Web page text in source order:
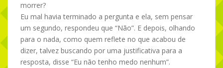
morrer?
Eu mal havia terminado a pergunta e ela, sem pensar
um segundo, respondeu que “Não”. E depois, olhando
para o nada, como quem reflete no que acabou de
dizer, talvez buscando por uma justificativa para a
resposta, disse “Eu não tenho medo nenhum”.